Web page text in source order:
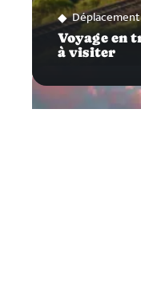
Déplacement
Voyage en
à visiter